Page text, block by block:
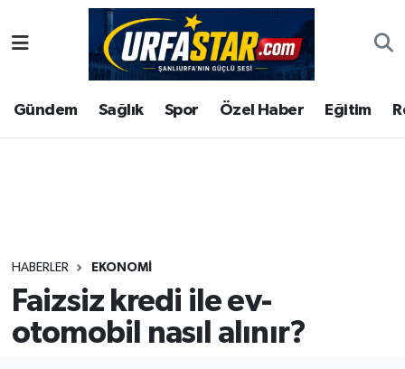
Gündem Sağlık Spor Özel Haber Eğitim
HABERLER EKONOMI
Faizsiz kredi ile ev-
otomobil nasıl alınır?
ASAYİS
ÇEVRE
Gündem
Kültür
Şanlıurfa Nöbetçi Eczaneler
Şanlıurfa Hava Durumu
Tüm Manşetler
Son Dakika Haberleri